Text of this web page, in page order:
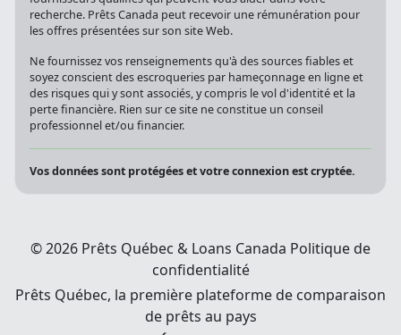
recherche. Prêts Canada peut recevoir une rémunération pour
les offres présentées sur son site Web.
Ne fournissez vos renseignements qu'à des sources fiables et
soyez conscient des escroqueries par hameçonnage en ligne et
des risques qui y sont associés, y compris le vol d'identité et la
perte financière. Rien sur ce site ne constitue un conseil
professionnel et/ou financier.
Vos données sont protégées et votre connexion est cryptée.
© 2026 Prêts Québec & Loans Canada Politique de
confidentialité
Prêts Québec, la première plateforme de comparaison
de prêts au pays